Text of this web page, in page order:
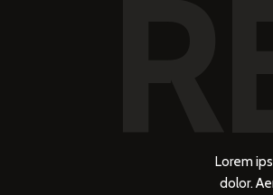
Lorem
dolor.